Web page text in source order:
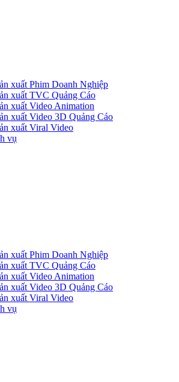
xuất Phim Doanh Nghiệp
xuất TVC Quảng Cáo
xuất Video Animation
xuất Video 3D Quảng Cáo
xuất Viral Video
vụ
xuất Phim Doanh Nghiệp
xuất TVC Quảng Cáo
xuất Video Animation
xuất Video 3D Quảng Cáo
xuất Viral Video
vụ